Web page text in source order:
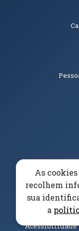
Elogios,
Acessibilidade
As
recolhem
sua
a